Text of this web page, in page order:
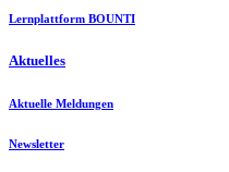
Lernplattform BOUNTI
Aktuelles
Aktuelle Meldungen
Newsletter